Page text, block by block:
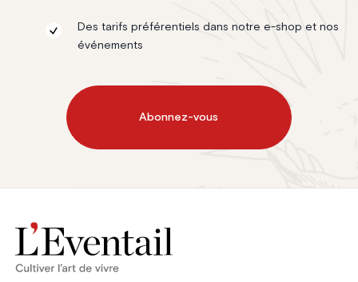
Des tarifs préférentiels dans notre e-shop et nos
événements
Abonnez-vous